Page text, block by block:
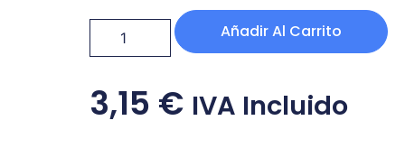
Añadir Al Carrito
3,15 € IVA Incluido